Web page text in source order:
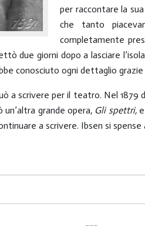
per raccontare la
che tanto
completamente
due giorni dopo a lasciare
conosciuto ogni dettaglio grazie
a scrivere per il teatro. Nel 1879
un’altra grande opera, Gli spettri,e
a scrivere. Ibsen si spense